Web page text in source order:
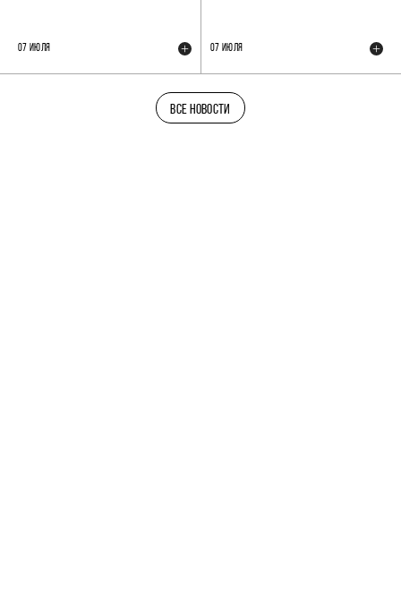
07 ИЮЛЯ 07 ИЮЛЯ
ВСЕ НОВОСТИ